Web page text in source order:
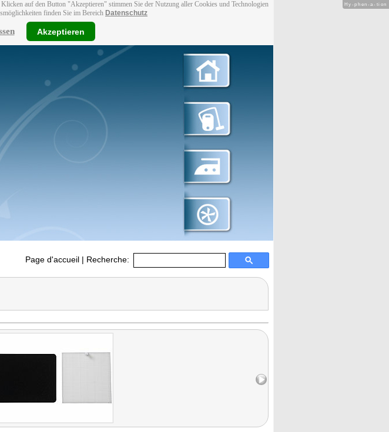
auf den Button "Akzeptieren" stimmen Sie der Nutzung aller Cookies und Technologien
finden Sie im Bereich Datenschutz
Akzeptieren
Page d'accueil | Recherche:
Hy-phen-a-tion